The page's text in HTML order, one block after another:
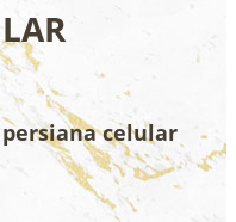
persiana celular